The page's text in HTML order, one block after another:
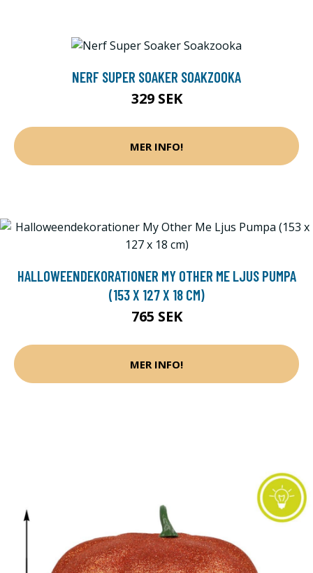
NERF SUPER SOAKER SOAKZOOKA
329 SEK
MER INFO!
HALLOWEENDEKORATIONER MY OTHER ME LJUS PUMPA
(153 X 127 X 18 CM)
765 SEK
MER INFO!